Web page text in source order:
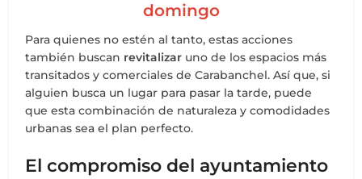
domingo
Para quienes no estén al tanto, estas acciones
también buscan revitalizar uno de los espacios más
transitados y comerciales de Carabanchel. Así que, si
alguien busca un lugar para pasar la tarde, puede
que esta combinación de naturaleza y comodidades
urbanas sea el plan perfecto.
El compromiso del ayuntamiento